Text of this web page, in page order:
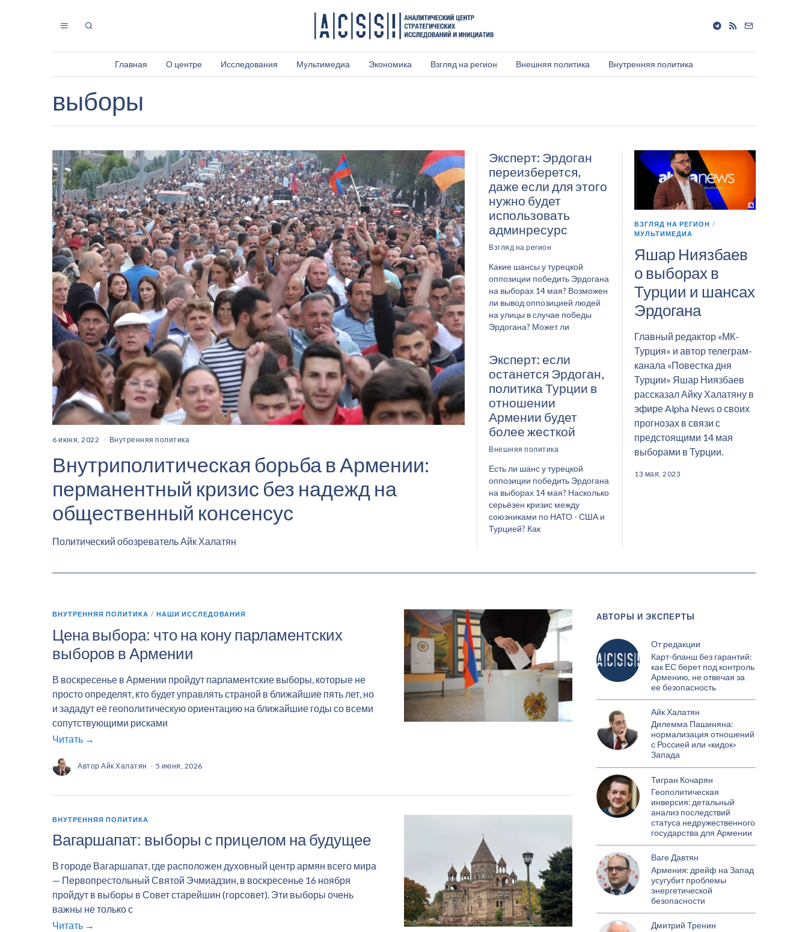
Главная О центре Исследования Мультимедиа Экономика Взгляд на регион Внешняя политика Внутренняя политика
выборы
6 июня, 2022 Внутренняя политика
Внутриполитическая борьба в Армении:
перманентный кризис без надежд на
общественный консенсус
Политический обозреватель Айк Халатян
ВЗГЛЯД НА РЕГИОН /
МУЛЬТИМЕДИА
Яшар Ниязбаев
о выборах в
Турции и шансах
Эрдогана
Главный редактор «МК-
Турция» и автор телеграм-
канала «Повестка дня
Турции» Яшар Ниязбаев
рассказал Айку Халатяну в
эфире Alpha News о своих
прогнозах в связи с
предстоящими 14 мая
выборами в Турции.
13 мая, 2023
Эксперт: Эрдоган
переизберется,
даже если для этого
нужно будет
использовать
админресурс
Взгляд на регион
Какие шансы у турецкой
оппозиции победить Эрдогана
на выборах 14 мая? Возможен
ли вывод оппозицией людей
на улицы в случае победы
Эрдогана? Может ли
Эксперт: если
останется Эрдоган,
политика Турции в
отношении
Армении будет
более жесткой
Внешняя политика
Есть ли шанс у турецкой
оппозиции победить Эрдогана
на выборах 14 мая? Насколько
серьёзен кризис между
союзниками по НАТО - США и
Турцией? Как
ВНУТРЕННЯЯ ПОЛИТИКА / НАШИ ИССЛЕДОВАНИЯ
Цена выбора: что на кону парламентских
выборов в Армении
В воскресенье в Армении пройдут парламентские выборы, которые не
просто определят, кто будет управлять страной в ближайшие пять лет, но
и зададут её геополитическую ориентацию на ближайшие годы со всеми
сопутствующими рисками
Читать →
Автор Айк Халатян 5 июня, 2026
ВНУТРЕННЯЯ ПОЛИТИКА
Вагаршапат: выборы с прицелом на будущее
В городе Вагаршапат, где расположен духовный центр армян всего мира
— Первопрестольный Святой Эчмиадзин, в воскресенье 16 ноября
пройдут в выборы в Совет старейшин (горсовет). Эти выборы очень
важны не только с
Читать →
АВТОРЫ И ЭКСПЕРТЫ
От редакции
Карт-бланш без гарантий:
как ЕС берет под контроль
Армению, не отвечая за
ее безопасность
Айк Халатян
Дилемма Пашиняна:
нормализация отношений
с Россией или «кидок»
Запада
Тигран Кочарян
Геополитическая
инверсия: детальный
анализ последствий
статуса недружественного
государства для Армении
Ваге Давтян
Армения: дрейф на Запад
усугубит проблемы
энергетической
безопасности
Дмитрий Тренин